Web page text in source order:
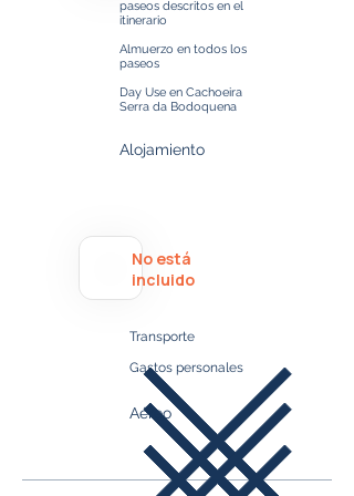
paseos descritos en el
itinerario
Almuerzo en todos los
paseos
Day Use en Cachoeira
Serra da Bodoquena
Alojamiento
Transporte
Gastos personales​​​
No está
incluido
Aéreo